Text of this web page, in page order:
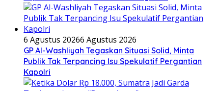
6 Agustus 20266 Agustus 2026
GP Al-Washliyah Tegaskan Situasi Solid, Minta
Publik Tak Terpancing Isu Spekulatif Pergantian
Kapolri